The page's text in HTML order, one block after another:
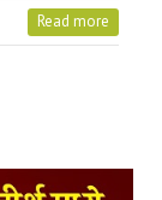
Read more